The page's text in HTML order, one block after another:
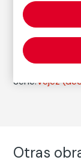
Nacimiento:
Fotografía
Serie:Vejez
Otras